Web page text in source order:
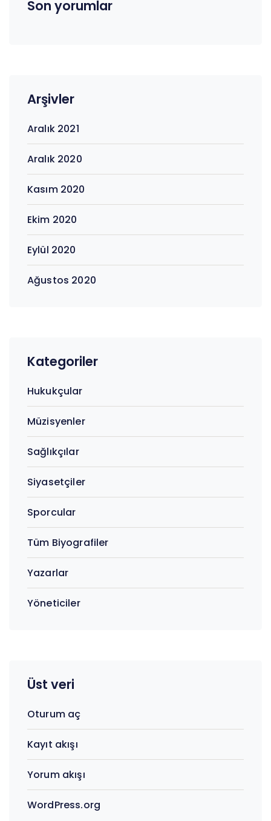
Son yorumlar
Arşivler
Aralık 2021
Aralık 2020
Kasım 2020
Ekim 2020
Eylül 2020
Ağustos 2020
Kategoriler
Hukukçular
Müzisyenler
Sağlıkçılar
Siyasetçiler
Sporcular
Tüm Biyografiler
Yazarlar
Yöneticiler
Üst veri
Oturum aç
Kayıt akışı
Yorum akışı
WordPress.org